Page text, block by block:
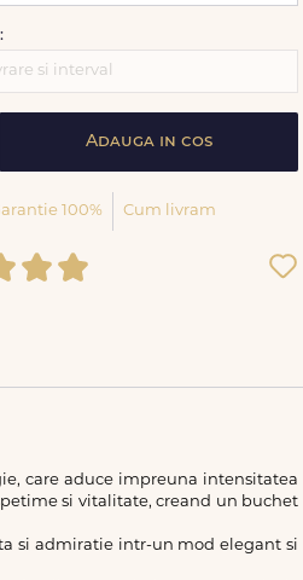
Adauga in cos
100% Cum livram
care aduce impreuna intensitatea
si vitalitate, creand un buchet
si admiratie intr-un mod elegant si